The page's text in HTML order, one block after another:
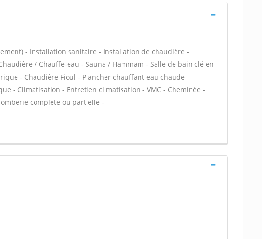
- Installation sanitaire - Installation de chaudière -
/ Chauffe-eau - Sauna / Hammam - Salle de bain clé en
- Chaudière Fioul - Plancher chauffant eau chaude
- Climatisation - Entretien climatisation - VMC - Cheminée -
complète ou partielle -